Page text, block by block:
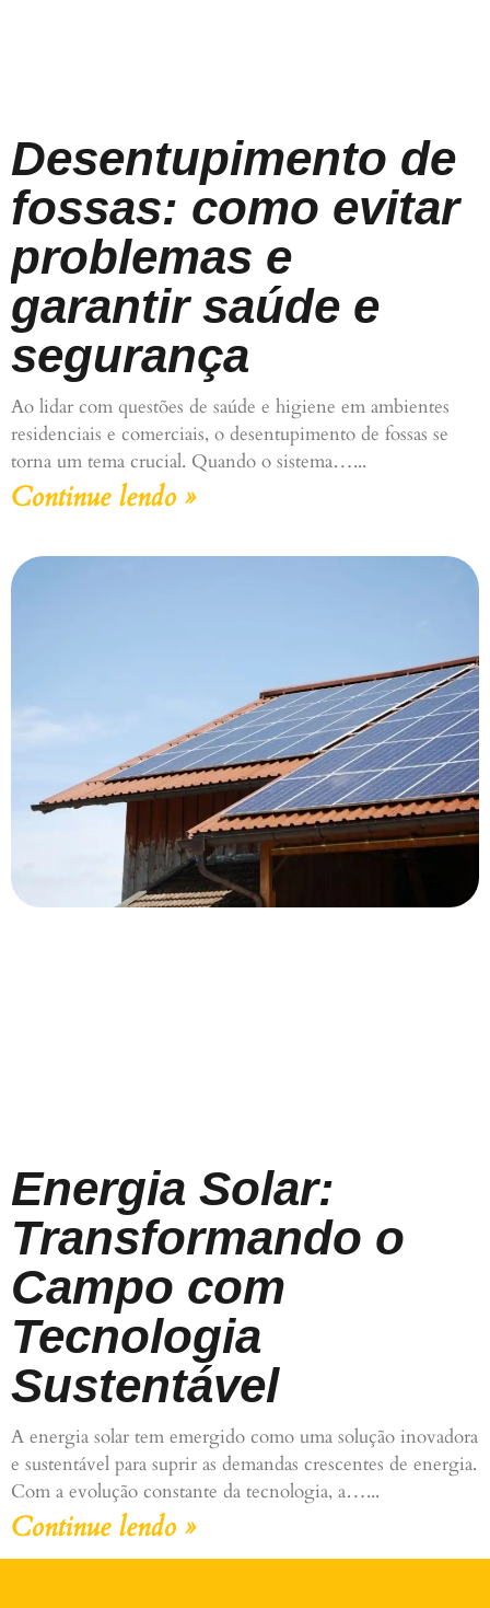
Desentupimento de
fossas: como evitar
problemas e
garantir saúde e
segurança
Ao lidar com questões de saúde e higiene em ambientes
residenciais e comerciais, o desentupimento de fossas se
torna um tema crucial. Quando o sistema…
Continue lendo »
Energia Solar:
Transformando o
Campo com
Tecnologia
Sustentável
A energia solar tem emergido como uma solução inovadora
e sustentável para suprir as demandas crescentes de energia.
Com a evolução constante da tecnologia, a…
Continue lendo »